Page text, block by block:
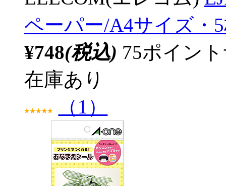
ペーパー/A4サイズ・
¥748(税込) 75ポイン
在庫あり
（1）